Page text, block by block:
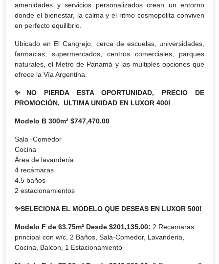
amenidades y servicios personalizados crean un entorno
donde el bienestar, la calma y el ritmo cosmopolita conviven
en perfecto equilibrio.
Ubicado en El Cangrejo, cerca de escuelas, universidades,
farmacias, supermercados, centros comerciales, parques
naturales, el Metro de Panamá y las múltiples opciones que
ofrece la Vía Argentina.
✨NO PIERDA ESTA OPORTUNIDAD, PRECIO DE
PROMOCIÓN, ULTIMA UNIDAD EN LUXOR 400!
Modelo B 300m² $747,470.00
Sala -Comedor
Cocina
Área de lavandería
4 recámaras
4.5 baños
2 estacionamientos
✨SELECIONA EL MODELO QUE DESEAS EN LUXOR 500!
Modelo F de 63.75m² Desde $201,135.00: 2 Recamaras
principal con w/c, 2 Baños, Sala-Comedor, Lavanderia,
Cocina, Balcon, 1 Estacionamiento